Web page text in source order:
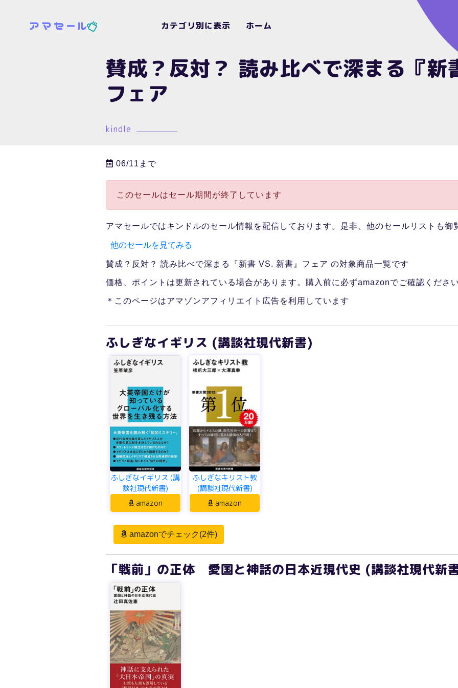
カテゴリ別に表示 ホーム
賛成？反対？ 読み比べで深まる『新
フェア
kindle
06/11まで
このセールはセール期間が終了しています
アマセールではキンドルのセール情報を配信しております。是非、他のセールリストも御
他のセールを見てみる
賛成？反対？ 読み比べで深まる『新書 VS. 新書』フェア の対象商品一覧です
価格、ポイントは更新されている場合があります。購入前に必ずamazonでご確認くださ
＊このページはアマゾンアフィリエイト広告を利用しています
ふしぎなイギリス (講談社現代新書)
ふしぎなイギリス (講
談社現代新書)
amazon
ふしぎなキリスト教
(講談社現代新書)
amazon
amazonでチェック(2件)
「戦前」の正体 愛国と神話の日本近現代史 (講談社現代新